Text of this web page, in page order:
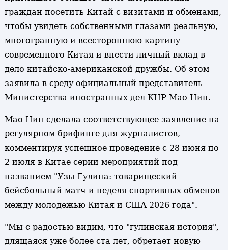
граждан посетить Китай с визитами и обменами,
чтобы увидеть собственными глазами реальную,
многогранную и всестороннюю картину
современного Китая и внести личный вклад в
дело китайско-американской дружбы. Об этом
заявила в среду официальный представитель
Министерства иностранных дел КНР Мао Нин.
Мао Нин сделала соответствующее заявление на
регулярном брифинге для журналистов,
комментируя успешное проведение с 28 июня по
2 июля в Китае серии мероприятий под
названием "Узы Гулина: товарищеский
бейсбольный матч и неделя спортивных обменов
между молодежью Китая и США 2026 года".
"Мы с радостью видим, что "гулинская история",
длящаяся уже более ста лет, обретает новую